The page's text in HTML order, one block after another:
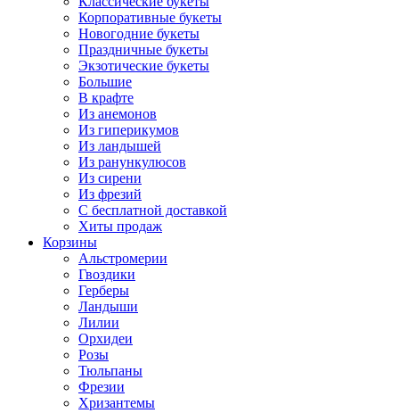
Корпоративные букеты
Новогодние букеты
Праздничные букеты
Экзотические букеты
Большие
В крафте
Из анемонов
Из гиперикумов
Из ландышей
Из ранункулюсов
Из сирени
Из фрезий
С бесплатной доставкой
Хиты продаж
Корзины
Альстромерии
Гвоздики
Герберы
Ландыши
Лилии
Орхидеи
Розы
Тюльпаны
Фрезии
Хризантемы